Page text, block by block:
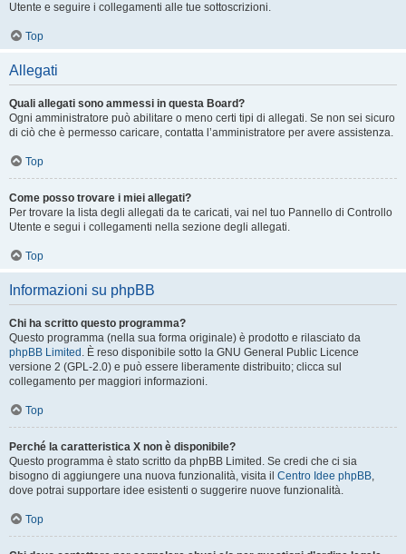
Utente e seguire i collegamenti alle tue sottoscrizioni.
Top
Allegati
Quali allegati sono ammessi in questa Board?
Ogni amministratore può abilitare o meno certi tipi di allegati. Se non sei sicuro
di ciò che è permesso caricare, contatta l’amministratore per avere assistenza.
Top
Come posso trovare i miei allegati?
Per trovare la lista degli allegati da te caricati, vai nel tuo Pannello di Controllo
Utente e segui i collegamenti nella sezione degli allegati.
Top
Informazioni su phpBB
Chi ha scritto questo programma?
Questo programma (nella sua forma originale) è prodotto e rilasciato da
phpBB Limited . È reso disponibile sotto la GNU General Public Licence
versione 2 (GPL-2.0) e può essere liberamente distribuito; clicca sul
collegamento per maggiori informazioni.
Top
Perché la caratteristica X non è disponibile?
Questo programma è stato scritto da phpBB Limited. Se credi che ci sia
bisogno di aggiungere una nuova funzionalità, visita il Centro Idee phpBB,
dove potrai supportare idee esistenti o suggerire nuove funzionalità.
Top